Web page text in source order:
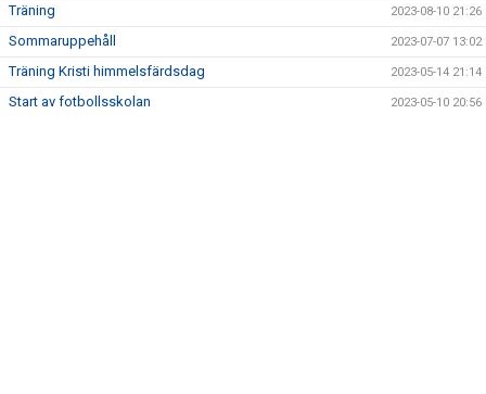
Träning 2023-08-10 21:26
Sommaruppehåll 2023-07-07 13:02
Träning Kristi himmelsfärdsdag 2023-05-14 21:14
Start av fotbollsskolan 2023-05-10 20:56